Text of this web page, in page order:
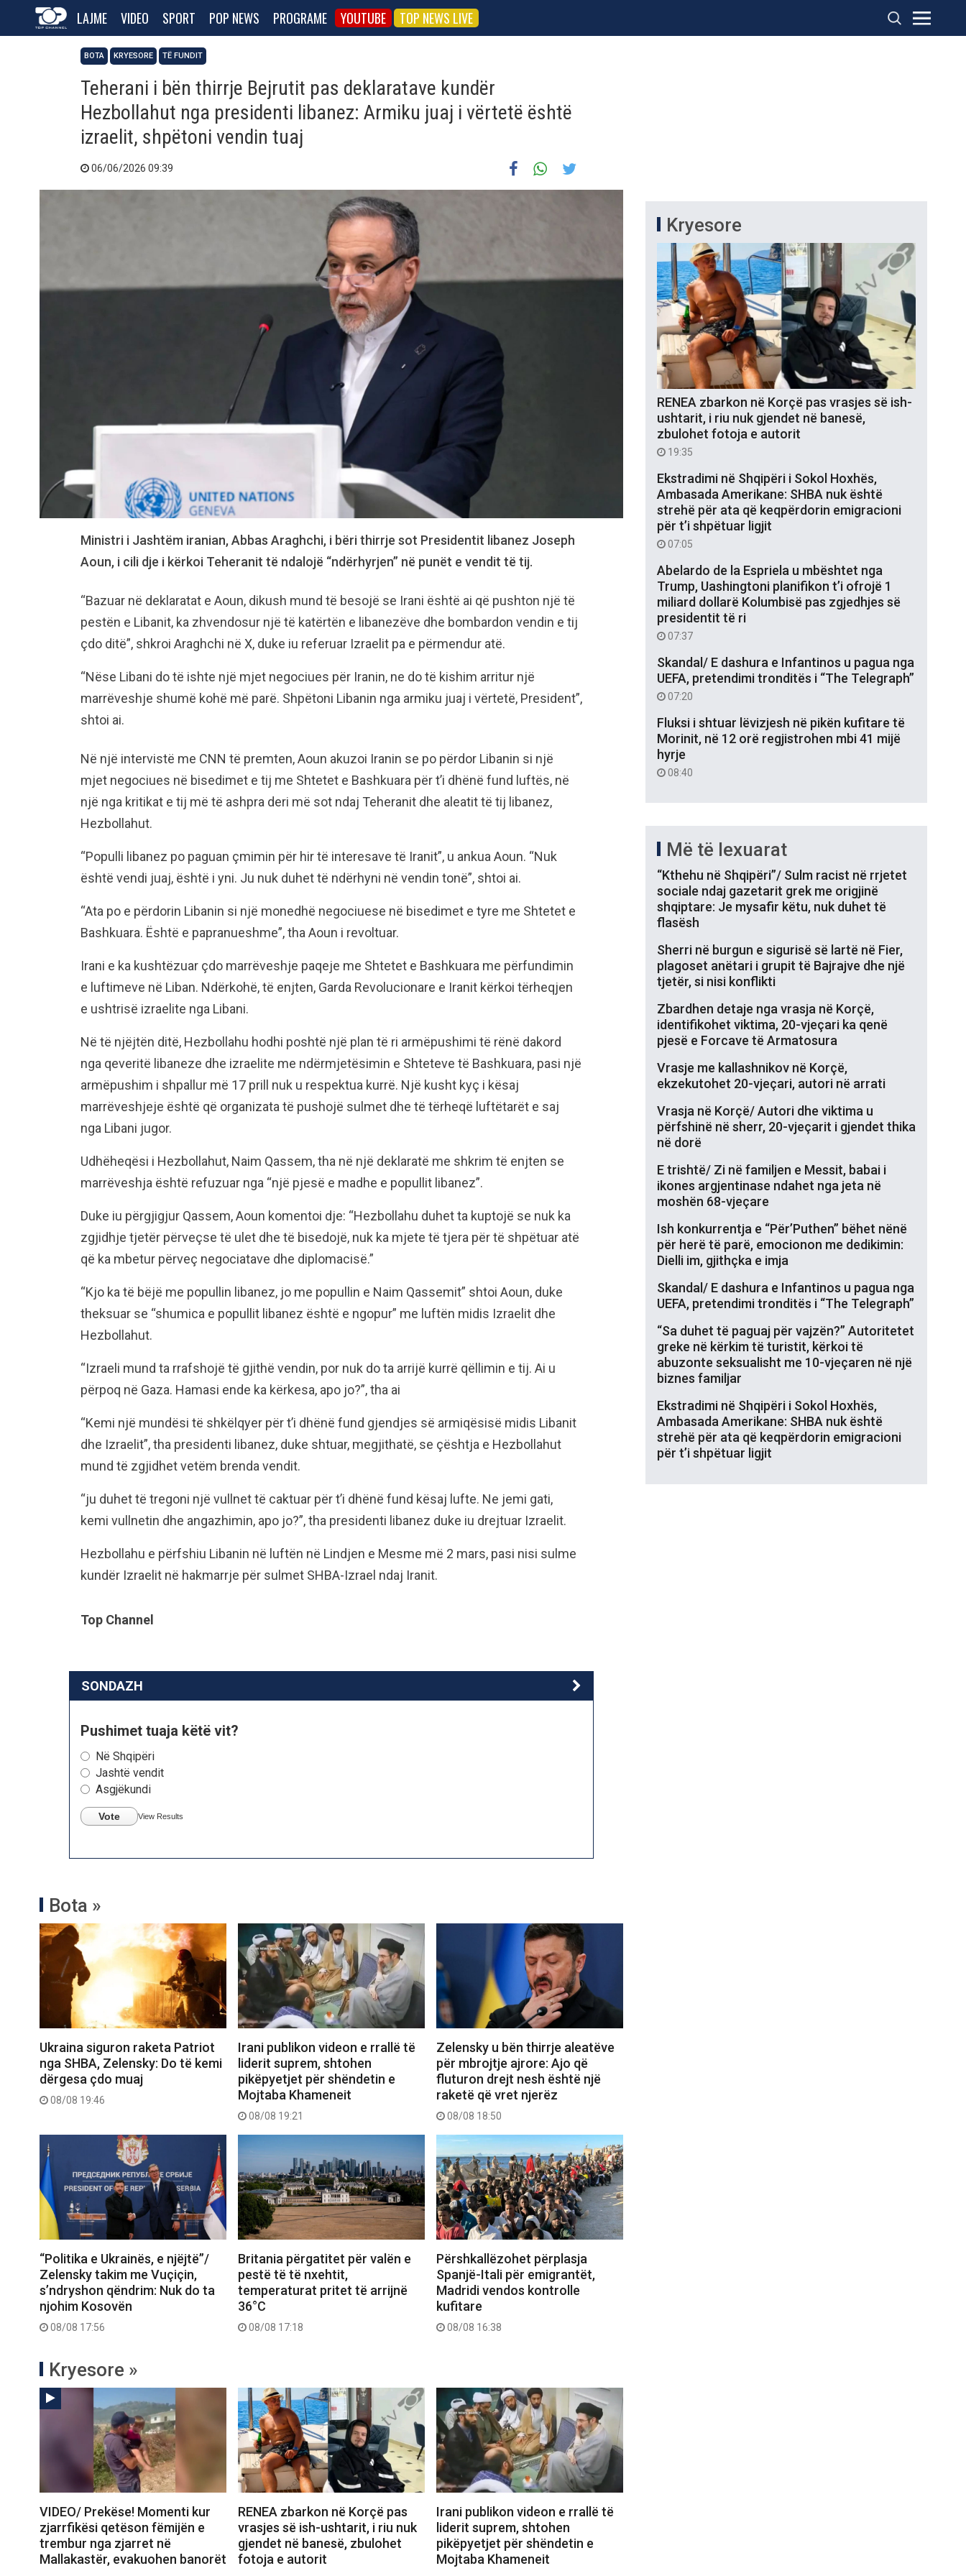
LAJME VIDEO SPORT POP NEWS PROGRAME YOUTUBE TOP NEWS LIVE
BOTA KRYESORE TË FUNDIT
Teherani i bën thirrje Bejrutit pas deklaratave kundër
Hezbollahut nga presidenti libanez: Armiku juaj i vërtetë është
izraelit, shpëtoni vendin tuaj
06/06/2026 09:39
Ministri i Jashtëm iranian, Abbas Araghchi, i bëri thirrje sot Presidentit libanez Joseph
Aoun, i cili dje i kërkoi Teheranit të ndalojë “ndërhyrjen” në punët e vendit të tij.
“Bazuar në deklaratat e Aoun, dikush mund të besojë se Irani është ai që pushton një të
pestën e Libanit, ka zhvendosur një të katërtën e libanezëve dhe bombardon vendin e tij
çdo ditë”, shkroi Araghchi në X, duke iu referuar Izraelit pa e përmendur atë.
“Nëse Libani do të ishte një mjet negociues për Iranin, ne do të kishim arritur një
marrëveshje shumë kohë më parë. Shpëtoni Libanin nga armiku juaj i vërtetë, President”,
shtoi ai.
Në një intervistë me CNN të premten, Aoun akuzoi Iranin se po përdor Libanin si një
mjet negociues në bisedimet e tij me Shtetet e Bashkuara për t’i dhënë fund luftës, në
një nga kritikat e tij më të ashpra deri më sot ndaj Teheranit dhe aleatit të tij libanez,
Hezbollahut.
“Populli libanez po paguan çmimin për hir të interesave të Iranit”, u ankua Aoun. “Nuk
është vendi juaj, është i yni. Ju nuk duhet të ndërhyni në vendin tonë”, shtoi ai.
“Ata po e përdorin Libanin si një monedhë negociuese në bisedimet e tyre me Shtetet e
Bashkuara. Është e papranueshme”, tha Aoun i revoltuar.
Irani e ka kushtëzuar çdo marrëveshje paqeje me Shtetet e Bashkuara me përfundimin
e luftimeve në Liban. Ndërkohë, të enjten, Garda Revolucionare e Iranit kërkoi tërheqjen
e ushtrisë izraelite nga Libani.
Në të njëjtën ditë, Hezbollahu hodhi poshtë një plan të ri armëpushimi të rënë dakord
nga qeveritë libaneze dhe izraelite me ndërmjetësimin e Shteteve të Bashkuara, pasi një
armëpushim i shpallur më 17 prill nuk u respektua kurrë. Një kusht kyç i kësaj
marrëveshjeje është që organizata të pushojë sulmet dhe të tërheqë luftëtarët e saj
nga Libani jugor.
Udhëheqësi i Hezbollahut, Naim Qassem, tha në një deklaratë me shkrim të enjten se
marrëveshja është refuzuar nga “një pjesë e madhe e popullit libanez”.
Duke iu përgjigjur Qassem, Aoun komentoi dje: “Hezbollahu duhet ta kuptojë se nuk ka
zgjidhje tjetër përveçse të ulet dhe të bisedojë, nuk ka mjete të tjera për të shpëtuar atë
që ka mbetur përveç negociatave dhe diplomacisë.”
“Kjo ka të bëjë me popullin libanez, jo me popullin e Naim Qassemit” shtoi Aoun, duke
theksuar se “shumica e popullit libanez është e ngopur” me luftën midis Izraelit dhe
Hezbollahut.
“Izraeli mund ta rrafshojë të gjithë vendin, por nuk do ta arrijë kurrë qëllimin e tij. Ai u
përpoq në Gaza. Hamasi ende ka kërkesa, apo jo?”, tha ai
“Kemi një mundësi të shkëlqyer për t’i dhënë fund gjendjes së armiqësisë midis Libanit
dhe Izraelit”, tha presidenti libanez, duke shtuar, megjithatë, se çështja e Hezbollahut
mund të zgjidhet vetëm brenda vendit.
“ju duhet të tregoni një vullnet të caktuar për t’i dhënë fund kësaj lufte. Ne jemi gati,
kemi vullnetin dhe angazhimin, apo jo?”, tha presidenti libanez duke iu drejtuar Izraelit.
Hezbollahu e përfshiu Libanin në luftën në Lindjen e Mesme më 2 mars, pasi nisi sulme
kundër Izraelit në hakmarrje për sulmet SHBA-Izrael ndaj Iranit.
Top Channel
SONDAZH
Pushimet tuaja këtë vit?
Në Shqipëri
Jashtë vendit
Asgjëkundi
Vote View Results
Bota »
Ukraina siguron raketa Patriot
nga SHBA, Zelensky: Do të kemi
dërgesa çdo muaj
08/08 19:46
Irani publikon videon e rrallë të
liderit suprem, shtohen
pikëpyetjet për shëndetin e
Mojtaba Khameneit
08/08 19:21
Zelensky u bën thirrje aleatëve
për mbrojtje ajrore: Ajo që
fluturon drejt nesh është një
raketë që vret njerëz
08/08 18:50
“Politika e Ukrainës, e njëjtë”/
Zelensky takim me Vuçiçin,
s’ndryshon qëndrim: Nuk do ta
njohim Kosovën
08/08 17:56
Britania përgatitet për valën e
pestë të të nxehtit,
temperaturat pritet të arrijnë
36°C
08/08 17:18
Përshkallëzohet përplasja
Spanjë-Itali për emigrantët,
Madridi vendos kontrolle
kufitare
08/08 16:38
Kryesore »
VIDEO/ Prekëse! Momenti kur
zjarrfikësi qetëson fëmijën e
trembur nga zjarret në
Mallakastër, evakuohen banorët
RENEA zbarkon në Korçë pas
vrasjes së ish-ushtarit, i riu nuk
gjendet në banesë, zbulohet
fotoja e autorit
Irani publikon videon e rrallë të
liderit suprem, shtohen
pikëpyetjet për shëndetin e
Mojtaba Khameneit
Kryesore
RENEA zbarkon në Korçë pas vrasjes së ish-
ushtarit, i riu nuk gjendet në banesë,
zbulohet fotoja e autorit
19:35
Ekstradimi në Shqipëri i Sokol Hoxhës,
Ambasada Amerikane: SHBA nuk është
strehë për ata që keqpërdorin emigracioni
për t’i shpëtuar ligjit
07:05
Abelardo de la Espriela u mbështet nga
Trump, Uashingtoni planifikon t’i ofrojë 1
miliard dollarë Kolumbisë pas zgjedhjes së
presidentit të ri
07:37
Skandal/ E dashura e Infantinos u pagua nga
UEFA, pretendimi tronditës i “The Telegraph”
07:20
Fluksi i shtuar lëvizjesh në pikën kufitare të
Morinit, në 12 orë regjistrohen mbi 41 mijë
hyrje
08:40
Më të lexuarat
“Kthehu në Shqipëri”/ Sulm racist në rrjetet
sociale ndaj gazetarit grek me origjinë
shqiptare: Je mysafir këtu, nuk duhet të
flasësh
Sherri në burgun e sigurisë së lartë në Fier,
plagoset anëtari i grupit të Bajrajve dhe një
tjetër, si nisi konflikti
Zbardhen detaje nga vrasja në Korçë,
identifikohet viktima, 20-vjeçari ka qenë
pjesë e Forcave të Armatosura
Vrasje me kallashnikov në Korçë,
ekzekutohet 20-vjeçari, autori në arrati
Vrasja në Korçë/ Autori dhe viktima u
përfshinë në sherr, 20-vjeçarit i gjendet thika
në dorë
E trishtë/ Zi në familjen e Messit, babai i
ikones argjentinase ndahet nga jeta në
moshën 68-vjeçare
Ish konkurrentja e “Për’Puthen” bëhet nënë
për herë të parë, emocionon me dedikimin:
Dielli im, gjithçka e imja
Skandal/ E dashura e Infantinos u pagua nga
UEFA, pretendimi tronditës i “The Telegraph”
“Sa duhet të paguaj për vajzën?” Autoritetet
greke në kërkim të turistit, kërkoi të
abuzonte seksualisht me 10-vjeçaren në një
biznes familjar
Ekstradimi në Shqipëri i Sokol Hoxhës,
Ambasada Amerikane: SHBA nuk është
strehë për ata që keqpërdorin emigracioni
për t’i shpëtuar ligjit